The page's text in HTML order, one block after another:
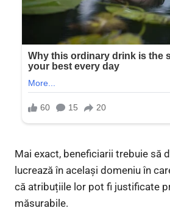
Mai exact, beneficiarii trebuie să
lucrează în același domeniu în
că atribuțiile lor pot fi justificate
măsurabile.